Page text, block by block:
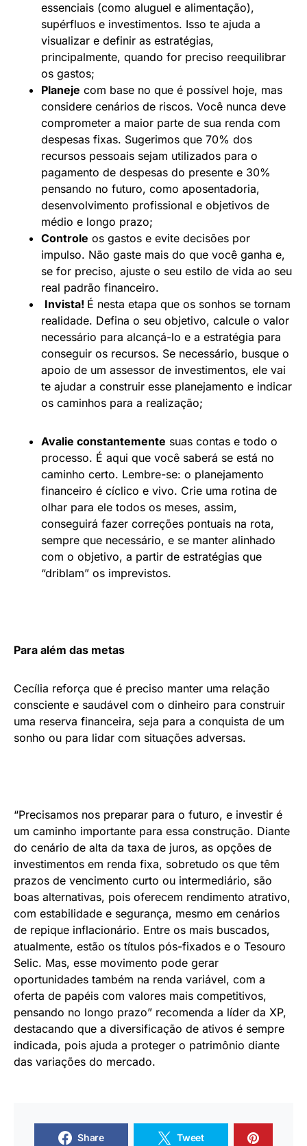
essenciais (como aluguel e alimentação),
supérfluos e investimentos. Isso te ajuda a
visualizar e definir as estratégias,
principalmente, quando for preciso reequilibrar
os gastos;
Planeje com base no que é possível hoje, mas
considere cenários de riscos. Você nunca deve
comprometer a maior parte de sua renda com
despesas fixas. Sugerimos que 70% dos
recursos pessoais sejam utilizados para o
pagamento de despesas do presente e 30%
pensando no futuro, como aposentadoria,
desenvolvimento profissional e objetivos de
médio e longo prazo;
Controle os gastos e evite decisões por
impulso. Não gaste mais do que você ganha e,
se for preciso, ajuste o seu estilo de vida ao seu
real padrão financeiro.
Invista! É nesta etapa que os sonhos se tornam
realidade. Defina o seu objetivo, calcule o valor
necessário para alcançá-lo e a estratégia para
conseguir os recursos. Se necessário, busque o
apoio de um assessor de investimentos, ele vai
te ajudar a construir esse planejamento e indicar
os caminhos para a realização;
Avalie constantemente suas contas e todo o
processo. É aqui que você saberá se está no
caminho certo. Lembre-se: o planejamento
financeiro é cíclico e vivo. Crie uma rotina de
olhar para ele todos os meses, assim,
conseguirá fazer correções pontuais na rota,
sempre que necessário, e se manter alinhado
com o objetivo, a partir de estratégias que
“driblam” os imprevistos.
Para além das metas
Cecília reforça que é preciso manter uma relação
consciente e saudável com o dinheiro para construir
uma reserva financeira, seja para a conquista de um
sonho ou para lidar com situações adversas.
“Precisamos nos preparar para o futuro, e investir é
um caminho importante para essa construção. Diante
do cenário de alta da taxa de juros, as opções de
investimentos em renda fixa, sobretudo os que têm
prazos de vencimento curto ou intermediário, são
boas alternativas, pois oferecem rendimento atrativo,
com estabilidade e segurança, mesmo em cenários
de repique inflacionário. Entre os mais buscados,
atualmente, estão os títulos pós-fixados e o Tesouro
Selic. Mas, esse movimento pode gerar
oportunidades também na renda variável, com a
oferta de papéis com valores mais competitivos,
pensando no longo prazo” recomenda a líder da XP,
destacando que a diversificação de ativos é sempre
indicada, pois ajuda a proteger o patrimônio diante
das variações do mercado.
Share Tweet